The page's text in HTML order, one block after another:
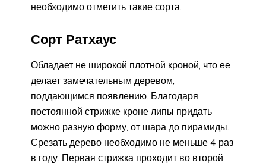
необходимо отметить такие сорта.
Сорт Ратхаус
Обладает не широкой плотной кроной, что ее
делает замечательным деревом,
поддающимся появлению. Благодаря
постоянной стрижке кроне липы придать
можно разную форму, от шара до пирамиды.
Срезать дерево необходимо не меньше 4 раз
в году. Первая стрижка проходит во второй